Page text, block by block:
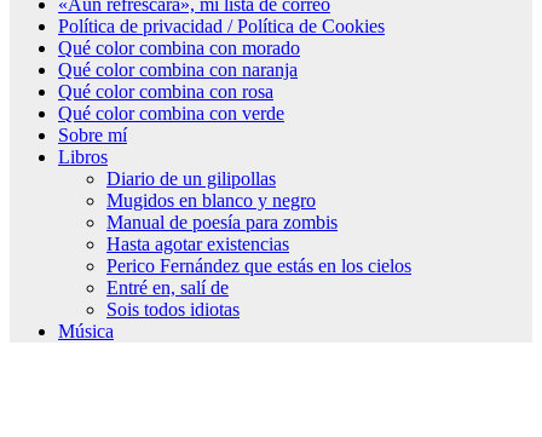
«Aún refrescará», mi lista de correo
Política de privacidad / Política de Cookies
Qué color combina con morado
Qué color combina con naranja
Qué color combina con rosa
Qué color combina con verde
Sobre mí
Libros
Diario de un gilipollas
Mugidos en blanco y negro
Manual de poesía para zombis
Hasta agotar existencias
Perico Fernández que estás en los cielos
Entré en, salí de
Sois todos idiotas
Música